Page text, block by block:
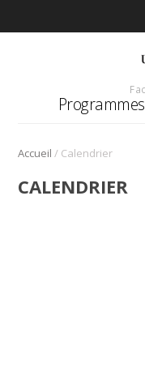
Accueil / Calendrier
CALENDRIER